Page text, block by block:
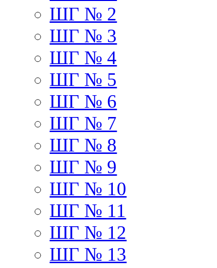
ШГ № 2
ШГ № 3
ШГ № 4
ШГ № 5
ШГ № 6
ШГ № 7
ШГ № 8
ШГ № 9
ШГ № 10
ШГ № 11
ШГ № 12
ШГ № 13